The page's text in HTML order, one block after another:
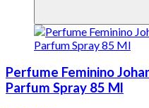
Perfume Feminino
Parfum Spray 85 Ml